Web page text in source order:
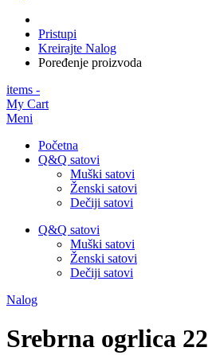
Pristupi
Kreirajte Nalog
Poređenje proizvoda
items -
My Cart
Meni
Početna
Q&Q satovi
Muški satovi
Ženski satovi
Dečiji satovi
Q&Q satovi
Muški satovi
Ženski satovi
Dečiji satovi
Nalog
Srebrna ogrlica 22